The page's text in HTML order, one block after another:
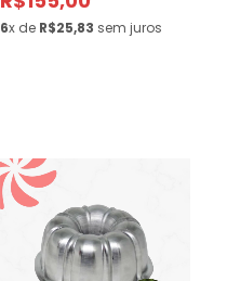
6x de R$25,83 sem juros